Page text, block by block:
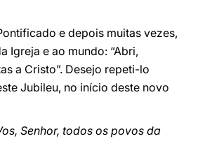
e depois muitas vezes,
Igreja e ao mundo: “Abri,
a Cristo”. Desejo repeti-lo
Jubileu, no início deste novo
Senhor, todos os povos da